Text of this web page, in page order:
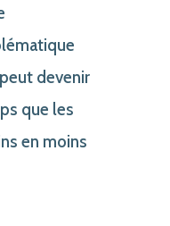
devenir
que les
en moins